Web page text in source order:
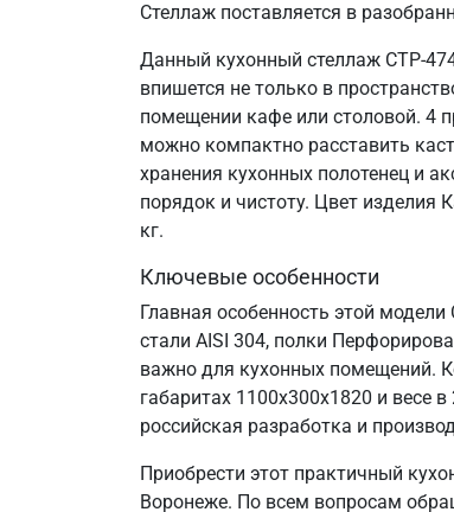
Стеллаж поставляется в
Данный кухонный стеллаж СТР-
впишется не только в
помещении кафе или столовой. 4
можно компактно расставить
хранения кухонных полотенец и
порядок и чистоту. Цвет изделия
кг.
Ключевые особенности
Главная особенность этой
стали AISI 304, полки
важно для кухонных помещений.
габаритах 1100х300х1820 и весе
российская разработка и
Приобрести этот практичный
Воронеже. По всем вопросам